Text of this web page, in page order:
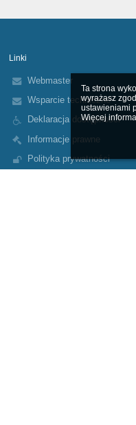
Ta strona
wyrażasz
ustawieniami
Więcej
Linki
Webmaster
Wsparcie techniczne
Deklaracja dostępności
Informacje prawne
Polityka prywatności